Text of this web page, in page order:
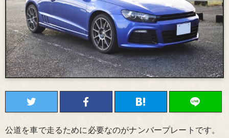
公道を車で走るために必要なのがナンバープレートです。